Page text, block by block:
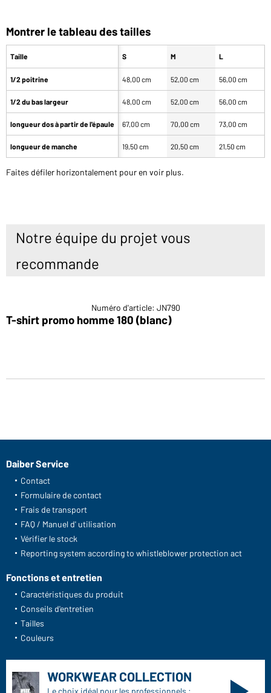
Montrer le tableau des tailles
Taille
1/2 poitrine
1/2 du bas largeur
longueur dos à partir de l'épaule
longueur de manche
S M L
48,00 cm 52,00 cm 56,00 cm
48,00 cm 52,00 cm 56,00 cm
67,00 cm 70,00 cm 73,00 cm
19,50 cm 20,50 cm 21,50 cm
Faites défiler horizontalement pour en voir plus.
Notre équipe du projet vous
recommande
T-shirt promo homme 180 (blanc)